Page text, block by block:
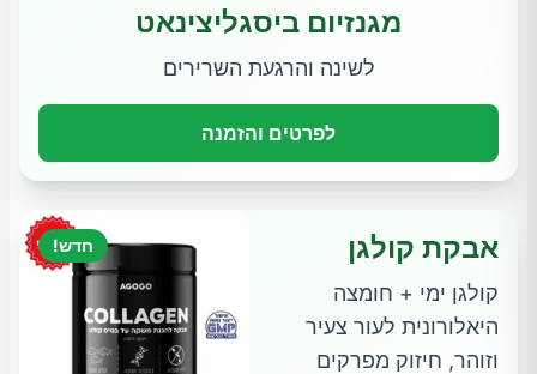
מגנזיום ביסגליצינאט
לשינה והרגעת השרירים
לפרטים והזמנה
חדש! אבקת קולגן
קולגן ימי + חומצה
היאלורונית לעור צעיר
וזוהר, חיזוק מפרקים